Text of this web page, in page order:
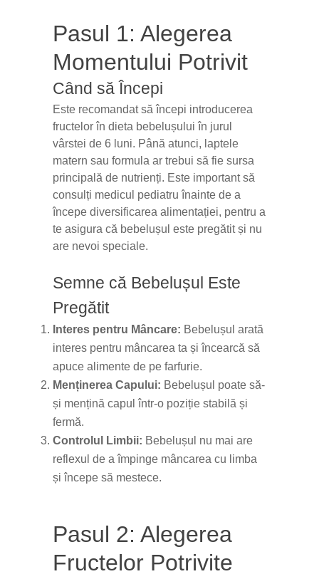
Pasul 1: Alegerea
Momentului Potrivit
Când să Începi
Este recomandat să începi introducerea
fructelor în dieta bebelușului în jurul
vârstei de 6 luni. Până atunci, laptele
matern sau formula ar trebui să fie sursa
principală de nutrienți. Este important să
consulți medicul pediatru înainte de a
începe diversificarea alimentației, pentru a
te asigura că bebelușul este pregătit și nu
are nevoi speciale.
Semne că Bebelușul Este
Pregătit
Interes pentru Mâncare: Bebelușul arată
interes pentru mâncarea ta și încearcă să
apuce alimente de pe farfurie.
Menținerea Capului: Bebelușul poate să-
și mențină capul într-o poziție stabilă și
fermă.
Controlul Limbii: Bebelușul nu mai are
reflexul de a împinge mâncarea cu limba
și începe să mestece.
Pasul 2: Alegerea
Fructelor Potrivite